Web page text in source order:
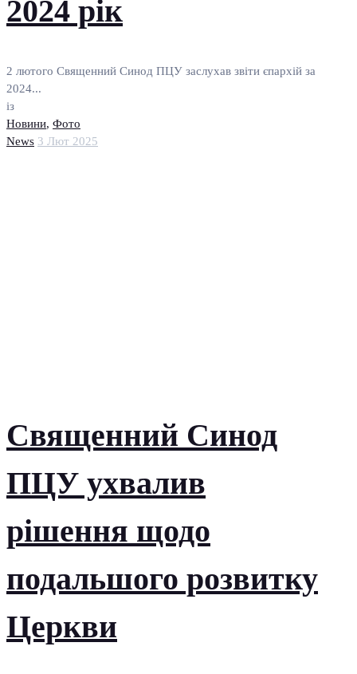
2024 рік
2 лютого Священний Синод ПЦУ заслухав звіти єпархій за
2024...
із
Новини, Фото
News 3 Лют 2025
Священний Синод
ПЦУ ухвалив
рішення щодо
подальшого розвитку
Церкви